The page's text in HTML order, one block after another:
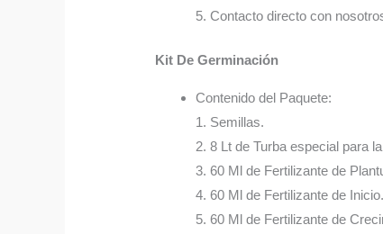
5. Contacto directo con
Kit De Germinación
Contenido del Paquete:
1. Semillas.
2. 8 Lt de Turba especial para
3. 60 Ml de Fertilizante de
4. 60 Ml de Fertilizante de Inicio.
5. 60 Ml de Fertilizante de